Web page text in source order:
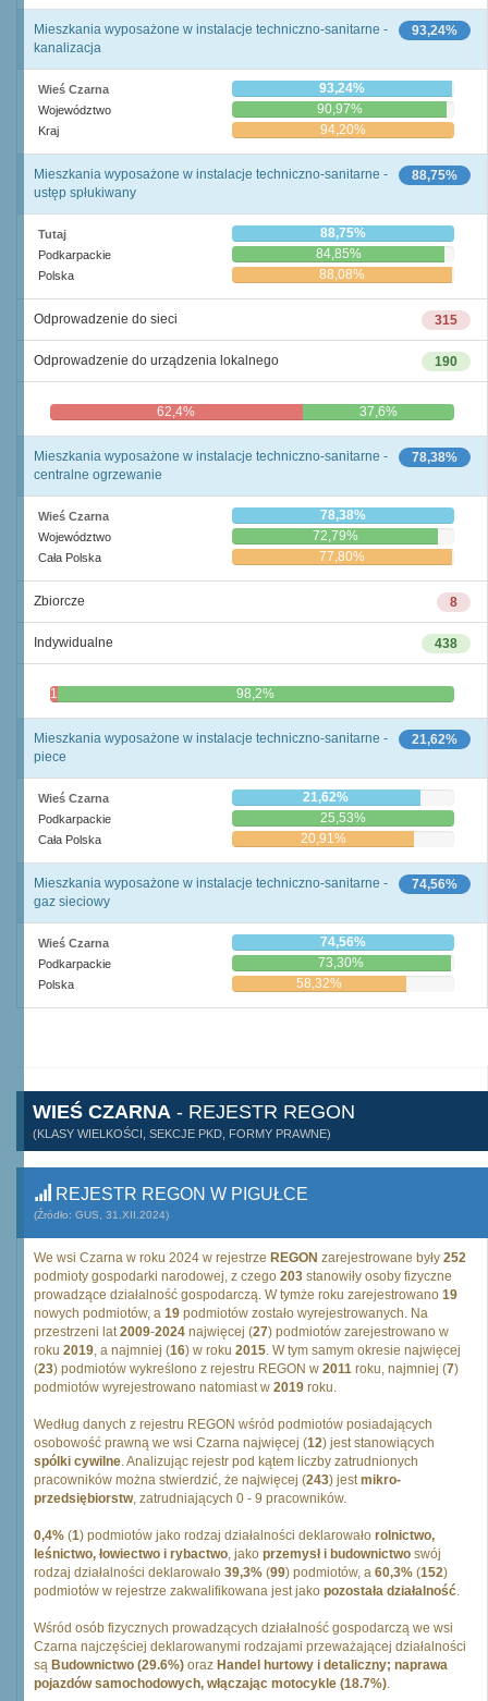
93,24%
Mieszkania wyposażone w instalacje techniczno-sanitarne -
kanalizacja
Wieś Czarna 93,24%
Województwo 90,97%
Kraj 94,20%
88,75%
Mieszkania wyposażone w instalacje techniczno-sanitarne -
ustęp spłukiwany
Tutaj 88,75%
Podkarpackie 84,85%
Polska 88,08%
315
Odprowadzenie do sieci
190
Odprowadzenie do urządzenia lokalnego
62,4% 37,6%
78,38%
Mieszkania wyposażone w instalacje techniczno-sanitarne -
centralne ogrzewanie
Wieś Czarna 78,38%
Województwo 72,79%
Cała Polska 77,80%
8
Zbiorcze
438
Indywidualne
1,8% 98,2%
21,62%
Mieszkania wyposażone w instalacje techniczno-sanitarne -
piece
Wieś Czarna 21,62%
Podkarpackie 25,53%
Cała Polska 20,91%
74,56%
Mieszkania wyposażone w instalacje techniczno-sanitarne -
gaz sieciowy
Wieś Czarna 74,56%
Podkarpackie 73,30%
Polska 58,32%
WIEŚ CZARNA - REJESTR REGON
(KLASY WIELKOŚCI, SEKCJE PKD, FORMY PRAWNE)
REJESTR REGON W PIGUŁCE
(Źródło: GUS, 31.XII.2024)
We wsi Czarna w roku 2024 w rejestrze REGON zarejestrowane były 252
podmioty gospodarki narodowej, z czego 203 stanowiły osoby fizyczne
prowadzące działalność gospodarczą. W tymże roku zarejestrowano 19
nowych podmiotów, a 19 podmiotów zostało wyrejestrowanych. Na
przestrzeni lat2009-2024 najwięcej (27) podmiotów zarejestrowano w
roku 2019, a najmniej (16) w roku 2015. W tym samym okresie najwięcej
(23) podmiotów wykreślono z rejestru REGON w 2011 roku, najmniej (7)
podmiotów wyrejestrowano natomiast w 2019 roku.
Według danych z rejestru REGON wśród podmiotów posiadających
osobowość prawną we wsi Czarna najwięcej (12) jest stanowiących
spólki cywilne. Analizując rejestr pod kątem liczby zatrudnionych
pracowników można stwierdzić, że najwięcej (243) jestmikro-
przedsiębiorstw, zatrudniających 0 - 9 pracowników.
0,4% (1) podmiotów jako rodzaj działalności deklarowało rolnictwo,
leśnictwo, łowiectwo i rybactwo, jako przemysł i budownictwo swój
rodzaj działalności deklarowało 39,3% (99) podmiotów, a 60,3% (152)
podmiotów w rejestrze zakwalifikowana jest jako pozostała działalność.
Wśród osób fizycznych prowadzących działalność gospodarczą we wsi
Czarna najczęściej deklarowanymi rodzajami przeważającej działalności
są Budownictwo (29.6%) oraz Handel hurtowy i detaliczny; naprawa
pojazdów samochodowych, włączając motocykle (18.7%).